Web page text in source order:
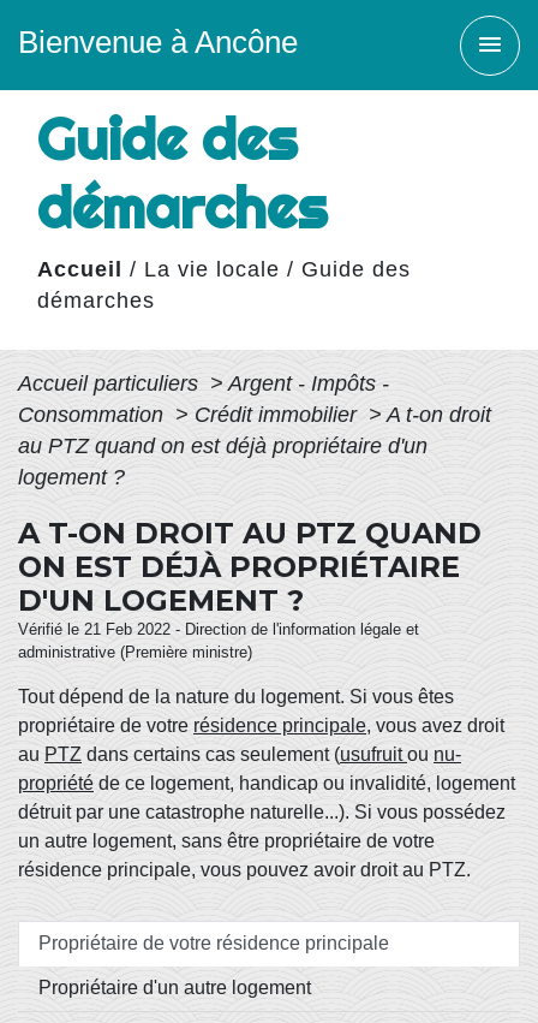
Bienvenue à Ancône menu
Guide des
démarches
Accueil / La vie locale / Guide des
démarches
Accueil particuliers > Argent - Impôts -
Consommation > Crédit immobilier > A t-on droit
au PTZ quand on est déjà propriétaire d'un
logement ?
A T-ON DROIT AU PTZ QUAND
ON EST DÉJÀ PROPRIÉTAIRE
D'UN LOGEMENT ?
Vérifié le 21 Feb 2022 - Direction de l'information légale et
administrative (Première ministre)
Tout dépend de la nature du logement. Si vous êtes
propriétaire de votre résidence principale, vous avez droit
au PTZ dans certains cas seulement (usufruitou nu-
propriété de ce logement, handicap ou invalidité, logement
détruit par une catastrophe naturelle...). Si vous possédez
un autre logement, sans être propriétaire de votre
résidence principale, vous pouvez avoir droit au PTZ.
Propriétaire de votre résidence principale
Propriétaire d'un autre logement